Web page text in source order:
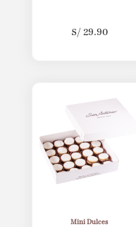
S/ 29.90
Mini Dulces